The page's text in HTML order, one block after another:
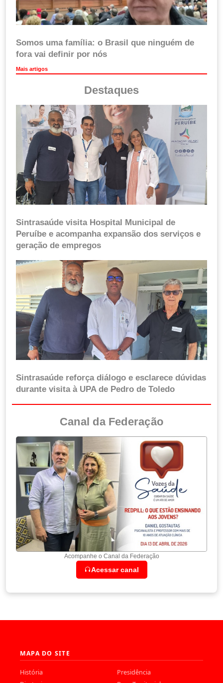
Somos uma família: o Brasil que ninguém de
fora vai definir por nós
Mais artigos
Destaques
Sintrasaúde visita Hospital Municipal de
Peruíbe e acompanha expansão dos serviços e
geração de empregos
Sintrasaúde reforça diálogo e esclarece dúvidas
durante visita à UPA de Pedro de Toledo
Canal da Federação
Acompanhe o Canal da Federação
Acessar canal
MAPA DO SITE
História
Presidência